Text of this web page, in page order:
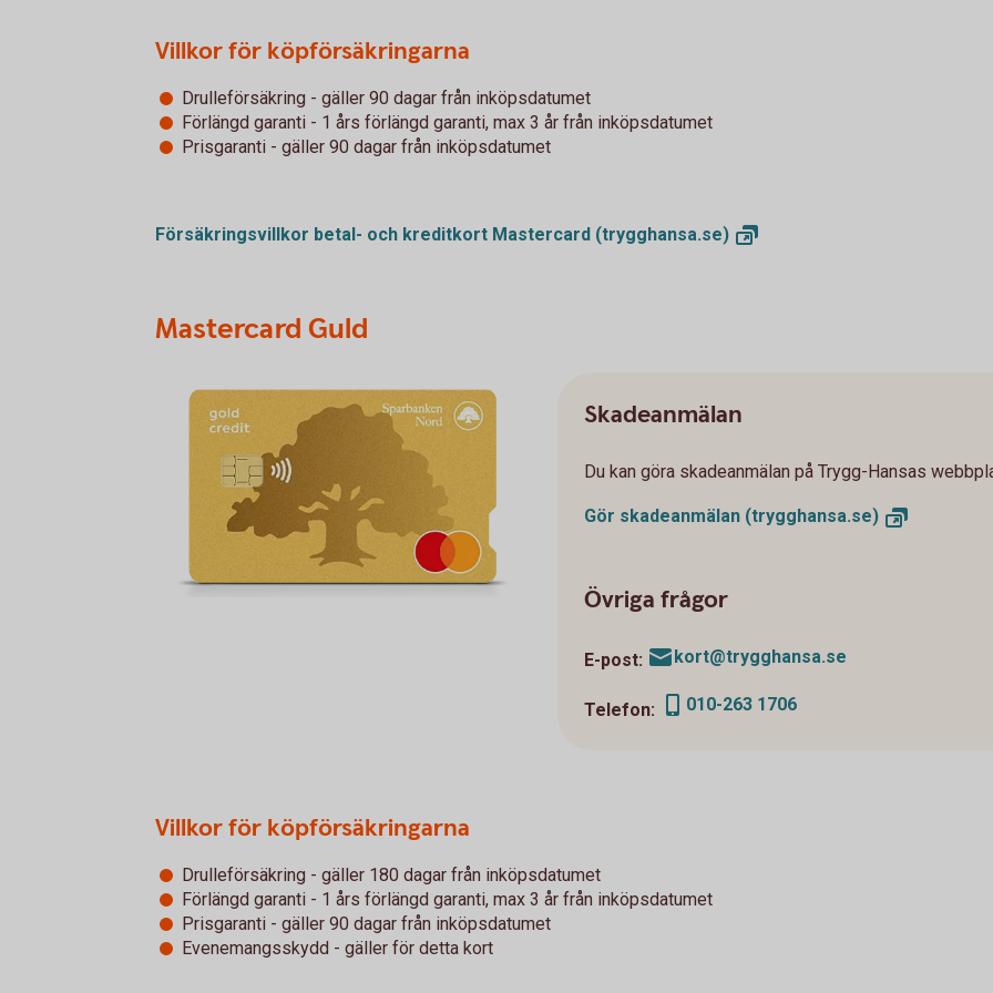
Villkor för köpförsäkringarna
Drulleförsäkring - gäller 90 dagar från inköpsdatumet
Förlängd garanti - 1 års förlängd garanti, max 3 år från inköpsdatumet
Prisgaranti - gäller 90 dagar från inköpsdatumet
Försäkringsvillkor betal- och kreditkort Mastercard (trygghansa.se)
Mastercard Guld
Skadeanmälan
Du kan göra skadeanmälan på Trygg-Hansas
Gör skadeanmälan (trygghansa.se)
Övriga frågor
E-post: kort@trygghansa.se
Telefon: 010-263 1706
Villkor för köpförsäkringarna
Drulleförsäkring - gäller 180 dagar från inköpsdatumet
Förlängd garanti - 1 års förlängd garanti, max 3 år från inköpsdatumet
Prisgaranti - gäller 90 dagar från inköpsdatumet
Evenemangsskydd - gäller för detta kort